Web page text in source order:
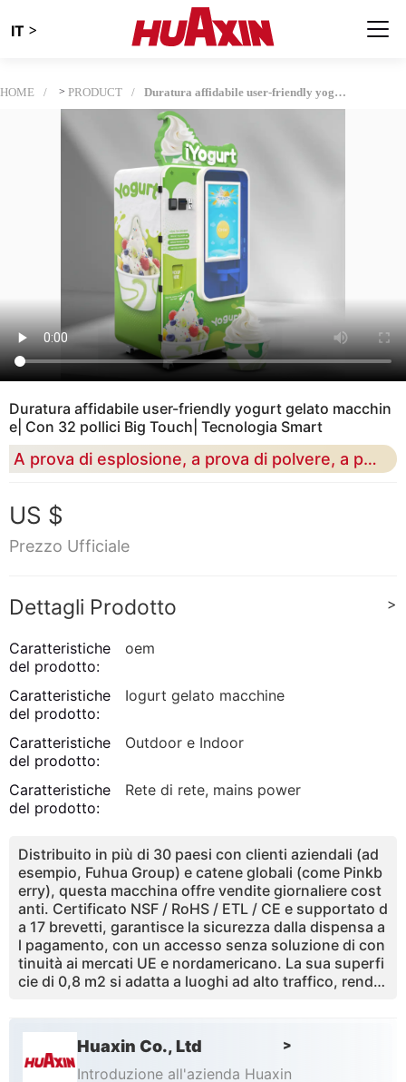
IT >
HOME > PRODUCT Duratura affidabile user-friendly yogurt gelato macchine| Con 32 pollici Big Touch| Tecnologia Smart
Duratura affidabile user-friendly yogurt gelato macchin
e| Con 32 pollici Big Touch| Tecnologia Smart
A prova di esplosione, a prova di polvere, a prova d'acqua macchine vending full luminous.
US $
Prezzo Ufficiale
Dettagli Prodotto >
Caratteristiche
del prodotto:
oem
Caratteristiche
del prodotto:
Iogurt gelato macchine
Caratteristiche
del prodotto:
Outdoor e Indoor
Caratteristiche
del prodotto:
Rete di rete, mains power
Distribuito in più di 30 paesi con clienti aziendali (ad
esempio, Fuhua Group) e catene globali (come Pinkb
erry), questa macchina offre vendite giornaliere cost
anti. Certificato NSF / RoHS / ETL / CE e supportato d
a 17 brevetti, garantisce la sicurezza dalla dispensa a
l pagamento, con un accesso senza soluzione di con
tinuità ai mercati UE e nordamericano. La sua superfi
cie di 0,8 m2 si adatta a luoghi ad alto traffico, rende
Huaxin Co., Ltd >
Introduzione all'azienda Huaxin